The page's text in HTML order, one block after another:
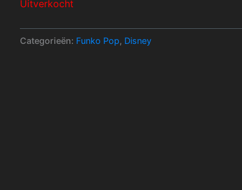
Uitverkocht
Categorieën: Funko Pop, Disney